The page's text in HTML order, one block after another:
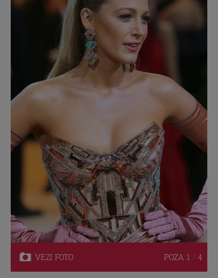
VEZI FOTO POZA 1 / 4